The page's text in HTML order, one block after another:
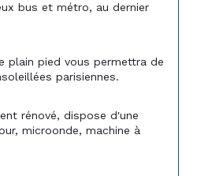
bus et métro, au dernier
plain pied vous permettra de
parisiennes.
rénové, dispose d'une
microonde, machine à